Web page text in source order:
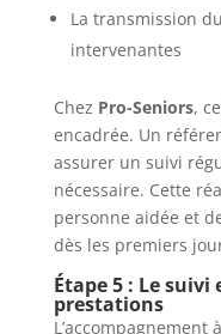
La transmission
intervenantes
Chez Pro-Seniors,
encadrée. Un
assurer un suivi
nécessaire. Cette
personne aidée et
dès les premiers
Étape 5 : Le
prestations